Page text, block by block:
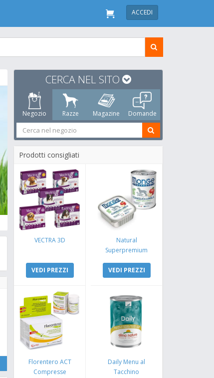
ACCEDI
CERCA NEL SITO
Negozio Razze Magazine Domande
Prodotti consigliati
VECTRA 3D
VEDI PREZZI
Natural
Superpremium
Coniglio e Mela
VEDI PREZZI
Florentero ACT
Compresse
Daily Menu al
Tacchino